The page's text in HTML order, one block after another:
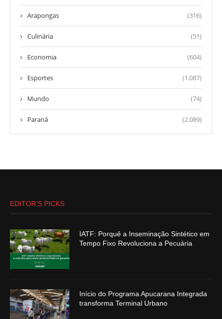
Arapongas (316)
Culinária (51)
Economia (604)
Esportes (1.087)
Mundo (74)
Paraná (2.089)
EDITOR’S PICKS
IATF: Porquê a Inseminação Sintético em
Tempo Fixo Revoluciona a Pecuária
Início do Programa Apucarana Integrada
transforma Terminal Urbano